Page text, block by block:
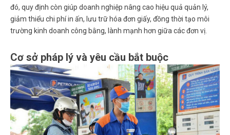
đó, quy định còn giúp doanh nghiệp nâng cao hiệu quả quản lý,
giảm thiểu chi phí in ấn, lưu trữ hóa đơn giấy, đồng thời tạo môi
trường kinh doanh công bằng, lành mạnh hơn giữa các đơn vị.
Cơ sở pháp lý và yêu cầu bắt buộc